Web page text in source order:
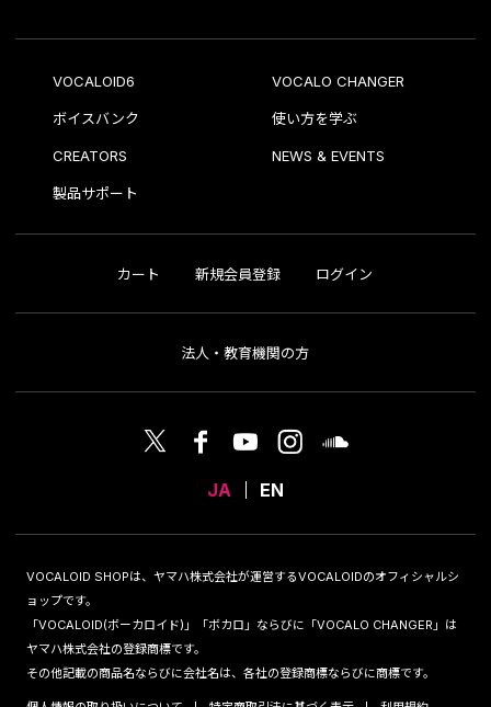
VOCALOID6 VOCALO CHANGER
ボイスバンク 使い方を学ぶ
CREATORS NEWS & EVENTS
製品サポート
カート 新規会員登録 ログイン
法人・教育機関の方
JA EN
VOCALOID SHOPは、ヤマハ株式会社が運営するVOCALOIDのオフィシャルシ
ョップです。
「VOCALOID(ボーカロイド)」「ボカロ」ならびに「VOCALO CHANGER」は
ヤマハ株式会社の登録商標です。
その他記載の商品名ならびに会社名は、各社の登録商標ならびに商標です。